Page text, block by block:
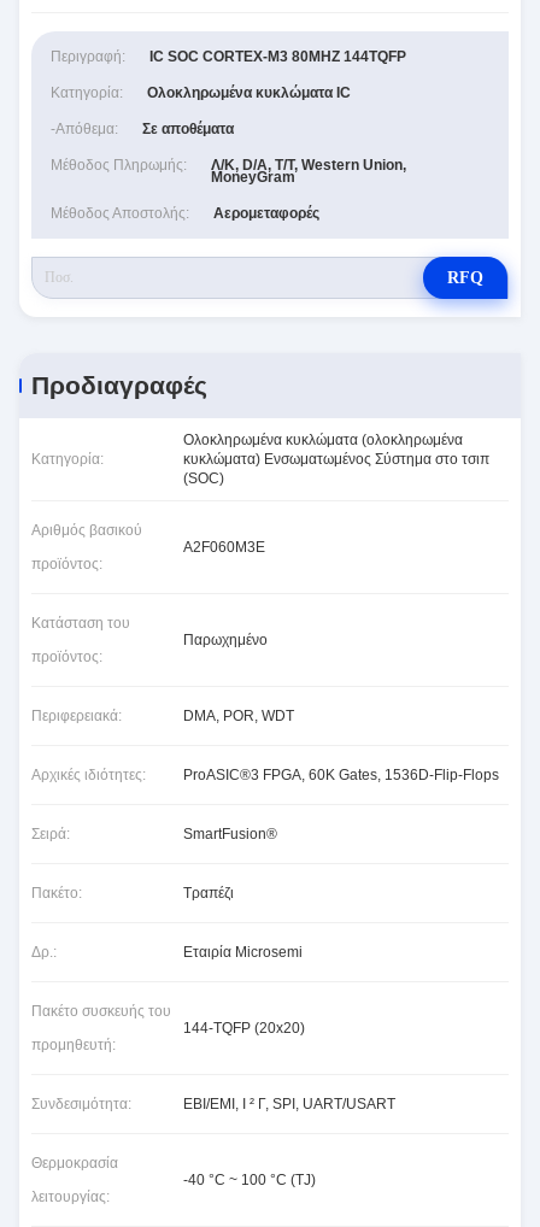
Περιγραφή: IC SOC CORTEX-M3 80MHZ 144TQFP
Κατηγορία: Ολοκληρωμένα κυκλώματα IC
-απόθεμα: Σε αποθέματα
Μέθοδος Πληρωμής: Λ/Κ, D/A, T/T, Western Union,
MoneyGram
Μέθοδος Αποστολής: Αερομεταφορές
RFQ
Προδιαγραφές
Κατηγορία:
Ολοκληρωμένα κυκλώματα (ολοκληρωμένα
κυκλώματα) Ενσωματωμένος Σύστημα στο τσιπ
(SOC)
Αριθμός βασικού
προϊόντος:
A2F060M3E
Κατάσταση του
προϊόντος:
Παρωχημένο
Περιφερειακά: DMA, POR, WDT
Αρχικές ιδιότητες: ProASIC®3 FPGA, 60K Gates, 1536D-Flip-Flops
Σειρά: SmartFusion®
Πακέτο: Τραπέζι
Δρ.: Εταιρία Microsemi
Πακέτο συσκευής του
προμηθευτή:
144-TQFP (20x20)
Συνδεσιμότητα: EBI/EMI, Ι ² Γ, SPI, UART/USART
Θερμοκρασία
λειτουργίας:
-40 °C ~ 100 °C (TJ)